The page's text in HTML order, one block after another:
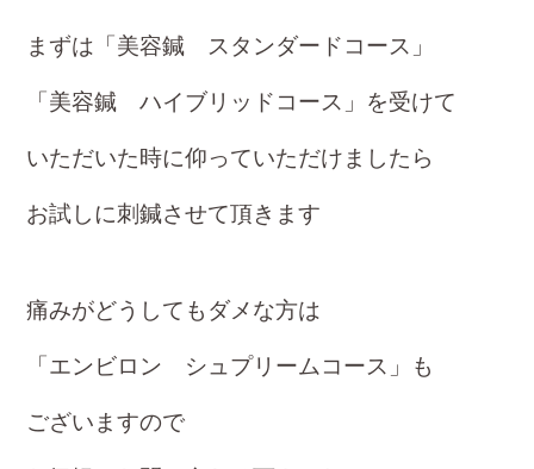
まずは「美容鍼 スタンダードコース」
「美容鍼 ハイブリッドコース」を受けて
いただいた時に仰っていただけましたら
お試しに刺鍼させて頂きます
痛みがどうしてもダメな方は
「エンビロン シュプリームコース」も
ございますので